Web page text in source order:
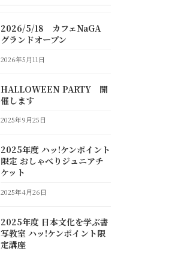
2026/5/18 カフェNaGA
グランドオープン
2026年5月11日
HALLOWEEN PARTY 開
催します
2025年9月25日
2025年度 ハッ!ケンポイント
限定 おしゃべりジュニアチ
ケット
2025年4月26日
2025年度 日本文化を学ぶ書
写教室 ハッ!ケンポイント限
定講座